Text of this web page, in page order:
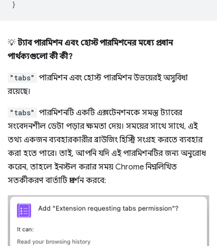
💡 ট্যাব পারমিশন এবং হোস্ট পারমিশনের মধ্যে প্রধান
পার্থক্যগুলো কী কী?
"tabs" পারমিশন এবং হোস্ট পারমিশন উভয়েরই অসুবিধা
রয়েছে।
"tabs" পারমিশনটি একটি এক্সটেনশনকে সমস্ত ট্যাবের
সংবেদনশীল ডেটা পড়ার ক্ষমতা দেয়। সময়ের সাথে সাথে, এই
তথ্য একজন ব্যবহারকারীর ব্রাউজিং হিস্ট্রি সংগ্রহ করতে ব্যবহার
করা হতে পারে। তাই, আপনি যদি এই পারমিশনটির জন্য অনুরোধ
করেন, তাহলে ইনস্টল করার সময় Chrome নিম্নলিখিত
সতর্কীকরণ বার্তাটি প্রদর্শন করবে: